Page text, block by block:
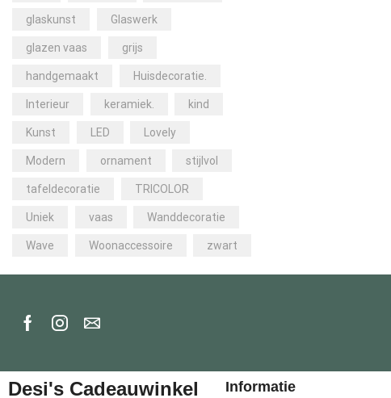
glaskunst Glaswerk
glazen vaas grijs
handgemaakt Huisdecoratie.
Interieur keramiek. kind
Kunst LED Lovely
Modern ornament stijlvol
tafeldecoratie TRICOLOR
Uniek vaas Wanddecoratie
Wave Woonaccessoire zwart
Desi's Cadeauwinkel Informatie